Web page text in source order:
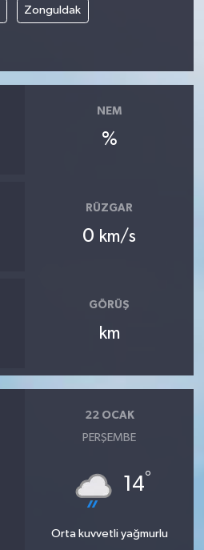
Zonguldak
NEM
%
RÜZGAR
0 km/s
GÖRÜŞ
km
22 OCAK
PERŞEMBE
14°
Orta kuvvetli yağmurlu